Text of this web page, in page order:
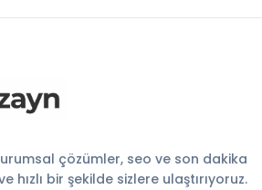
çözümler, seo ve son dakika
hızlı bir şekilde sizlere ulaştırıyoruz.